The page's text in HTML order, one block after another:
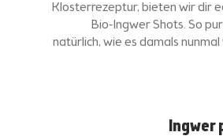
Klosterrezeptur, bieten wir dir
Bio-Ingwer Shots. So
natürlich, wie es damals nunmal
Ingwer